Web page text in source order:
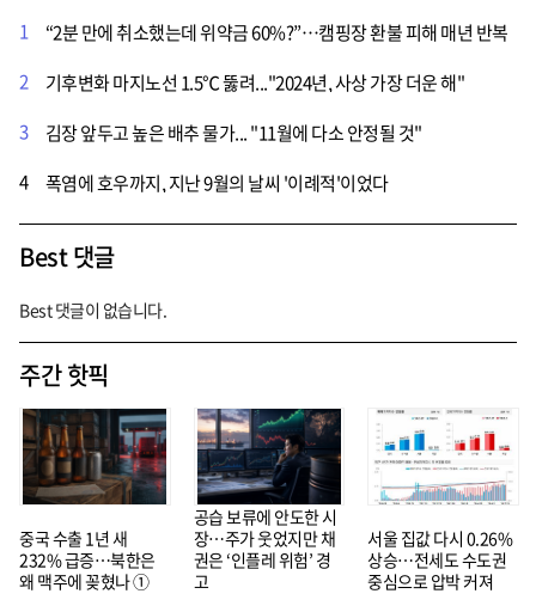
1
“2분 만에 취소했는데 위약금 60%?”…캠핑장 환불 피해 매년 반복
2
기후변화 마지노선 1.5℃ 뚫려..."2024년, 사상 가장 더운 해"
3
김장 앞두고 높은 배추 물가... "11월에 다소 안정될 것"
4
폭염에 호우까지, 지난 9월의 날씨 '이례적'이었다
Best 댓글
Best 댓글이 없습니다.
주간 핫픽
중국 수출 1년 새
232% 급증…북한은
왜 맥주에 꽂혔나 ①
공습 보류에 안도한 시
장…주가 웃었지만 채
권은 ‘인플레 위험’ 경
고
서울 집값 다시 0.26%
상승…전세도 수도권
중심으로 압박 커져